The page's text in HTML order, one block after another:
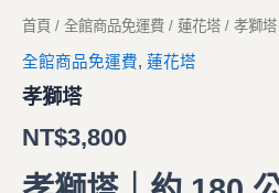
首頁 / 全館商品免運費 / 蓮花塔 / 孝獅塔
全館商品免運費, 蓮花塔
孝獅塔
NT$3,800